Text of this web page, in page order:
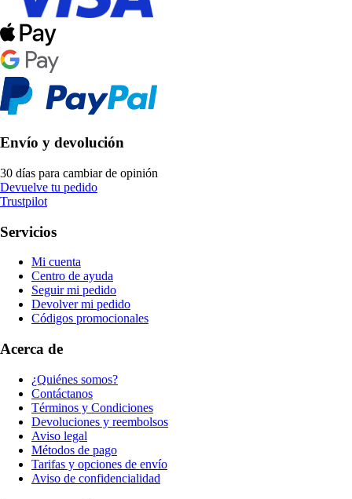
Envío y devolución
30 días para cambiar de opinión
Devuelve tu pedido
Trustpilot
Servicios
Mi cuenta
Centro de ayuda
Seguir mi pedido
Devolver mi pedido
Códigos promocionales
Acerca de
¿Quiénes somos?
Contáctanos
Términos y Condiciones
Devoluciones y reembolsos
Aviso legal
Métodos de pago
Tarifas y opciones de envío
Aviso de confidencialidad